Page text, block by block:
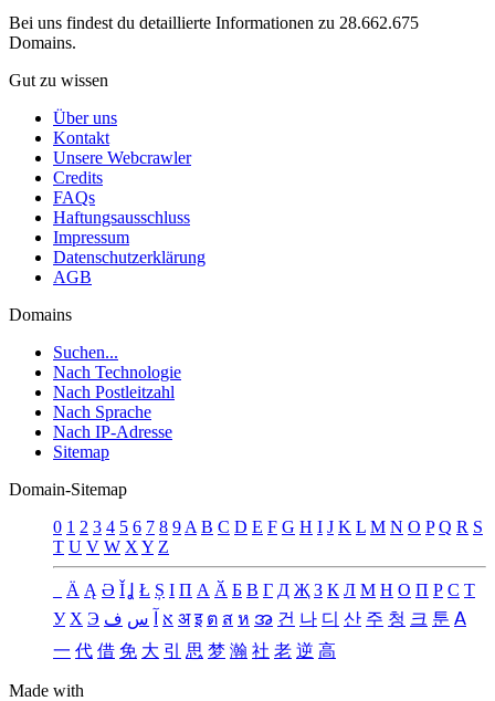
Bei uns findest du detaillierte Informationen zu 28.662.675
Domains.
Gut zu wissen
Über uns
Kontakt
Unsere Webcrawler
Credits
FAQs
Haftungsausschluss
Impressum
Datenschutzerklärung
AGB
Domains
Suchen...
Nach Technologie
Nach Postleitzahl
Nach Sprache
Nach IP-Adresse
Sitemap
Domain-Sitemap
0 1 2 3 4 5 6 7 8 9 A B C D E F G H I J K L M N O P Q R S
T U V W X Y Z
Ä Ą Ə Ǐ Ʝ Ł Ș Ι Π А Ӑ Б В Г Д Җ З К Л М Н О П Р С Т
У Х Э א س ف अ इ ต ส ห အ 건 나 디 산 주 청 크 툰 ꓮ
一 代 借 免 大 引 思 梦 瀚 社 老 逆 高
Made with